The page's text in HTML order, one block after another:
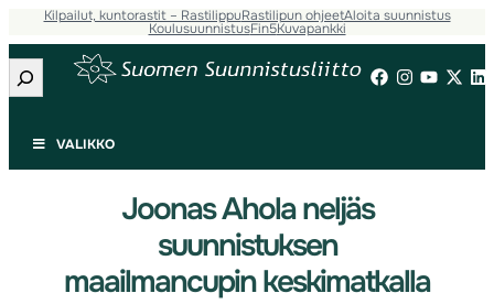
Kilpailut, kuntorastit – RastilippuRastilipun ohjeetAloita suunnistus
KoulusuunnistusFin5Kuvapankki
Etsi
VALIKKO
Joonas Ahola neljäs
suunnistuksen
maailmancupin keskimatkalla